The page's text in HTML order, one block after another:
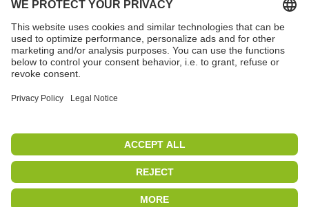
Pipe & thread sealant,
low strength, white
Item no. 97218
Thread sealing cord
PETEC | WE CREATE CONNECTIONS
PETEC Verbindungstechnik GmbH